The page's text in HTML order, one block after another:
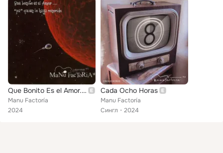
Que Bonito Es el Amor... Pa Quién Lo Haya Conocido
Manu Factoría
2024
Cada Ocho Horas
Manu Factoría
Сингл
2024